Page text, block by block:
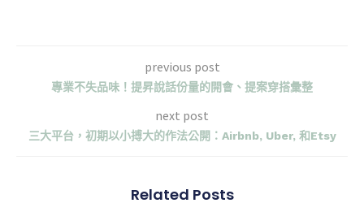
previous post
專業不失品味！提昇說話份量的開會、提案穿搭彙整
next post
三大平台，初期以小搏大的作法公開：Airbnb, Uber, 和Etsy
Related Posts